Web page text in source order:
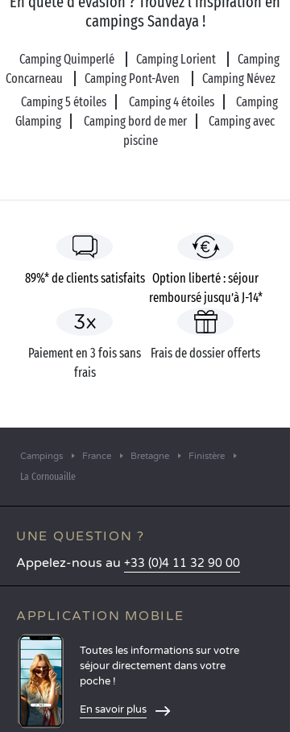
planche et tentez de dompter les vagues de
. Si vous préférez profiter à deux
d’une parenthèsenature , mettez le cap vers la
presqu’île de Crozon, un petit paradis sur terre qui
abrite des criques paradisiaques et des trésors
néolithiques.
campings Sandaya !
Camping Quimperlé Camping Lorient
Camping
Concarneau
Camping Pont-Aven
Camping Névez
Camping 5 étoiles
Camping 4 étoiles
Camping
Glamping
Camping bord de mer
Camping avec
piscine
89%* de clients satisfaits Option liberté : séjour
remboursé jusqu’à J-14*
Paiement en 3 fois sans
frais
Frais de dossier offerts
Campings France Bretagne Finistère
La Cornouaille
UNE QUESTION ?
Appelez-nous au +33 (0)4 11 32 90 00
APPLICATION MOBILE
Toutes les informations sur votre
séjour directement dans votre
poche !
En savoir plus